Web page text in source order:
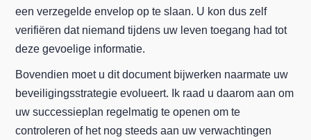
een verzegelde envelop op te slaan. U kon dus zelf
verifiëren dat niemand tijdens uw leven toegang had tot
deze gevoelige informatie.
Bovendien moet u dit document bijwerken naarmate uw
beveiligingsstrategie evolueert. Ik raad u daarom aan om
uw successieplan regelmatig te openen om te
controleren of het nog steeds aan uw verwachtingen